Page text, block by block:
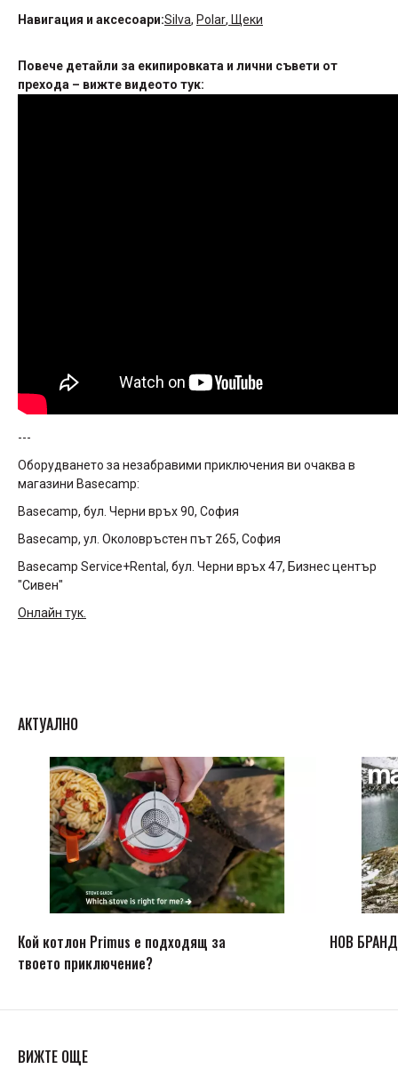
Навигация и аксесоари:Silva, Polar, Щеки
Повече детайли за екипировката и лични съвети от
прехода – вижте видеото тук:
---
Оборудването за незабравими приключения ви очаква в
магазини Basecamp:
Basecamp, бул. Черни връх 90, София
Basecamp, ул. Околовръстен път 265, София
Basecamp Service+Rental, бул. Черни връх 47, Бизнес център
"Сивен"
Онлайн тук.
АКТУАЛНО
Кой котлон Primus е подходящ за
твоето приключение?
НОВ БРАНД
ВИЖТЕ ОЩЕ